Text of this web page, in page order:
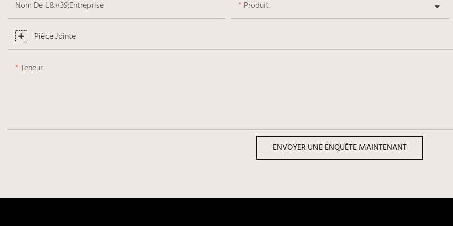
Nom De L&#39;entreprise Produit
Pièce Jointe
Teneur
ENVOYER UNE ENQUÊTE MAINTENANT